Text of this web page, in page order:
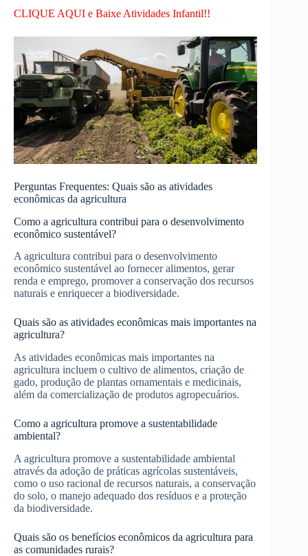
CLIQUE AQUI e Baixe Atividades Infantil!!
Perguntas Frequentes: Quais são as atividades
econômicas da agricultura
Como a agricultura contribui para o desenvolvimento
econômico sustentável?
A agricultura contribui para o desenvolvimento
econômico sustentável ao fornecer alimentos, gerar
renda e emprego, promover a conservação dos recursos
naturais e enriquecer a biodiversidade.
Quais são as atividades econômicas mais importantes na
agricultura?
As atividades econômicas mais importantes na
agricultura incluem o cultivo de alimentos, criação de
gado, produção de plantas ornamentais e medicinais,
além da comercialização de produtos agropecuários.
Como a agricultura promove a sustentabilidade
ambiental?
A agricultura promove a sustentabilidade ambiental
através da adoção de práticas agrícolas sustentáveis,
como o uso racional de recursos naturais, a conservação
do solo, o manejo adequado dos resíduos e a proteção
da biodiversidade.
Quais são os benefícios econômicos da agricultura para
as comunidades rurais?